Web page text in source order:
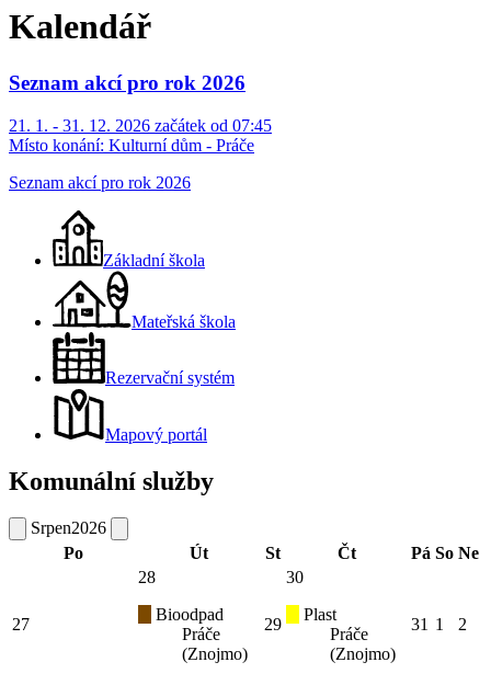
Kalendář
Seznam akcí pro rok 2026
21. 1. - 31. 12. 2026 začátek od 07:45
Místo konání: Kulturní dům - Práče
Seznam akcí pro rok 2026
Základní škola
Mateřská škola
Rezervační systém
Mapový portál
Komunální služby
Srpen2026
Po
Út St Čt Pá So Ne
27
28
Bioodpad
Práče
(Znojmo)
29
30
Plast
Práče
(Znojmo)
31 1 2